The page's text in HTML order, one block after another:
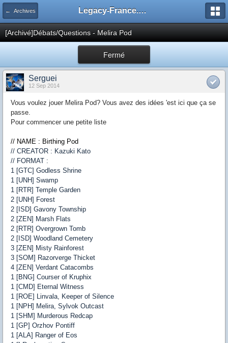
← Archives Legacy-France.org - Forum
[Archivé]Débats/Questions - Melira Pod
Fermé
Serguei
12 Sep 2014
Vous voulez jouer Melira Pod? Vous avez des idées 'est ici que ça se
passe.
Pour commencer une petite liste
// NAME : Birthing Pod
// CREATOR : Kazuki Kato
// FORMAT :
1 [GTC] Godless Shrine
1 [UNH] Swamp
1 [RTR] Temple Garden
2 [UNH] Forest
2 [ISD] Gavony Township
2 [ZEN] Marsh Flats
2 [RTR] Overgrown Tomb
2 [ISD] Woodland Cemetery
3 [ZEN] Misty Rainforest
3 [SOM] Razorverge Thicket
4 [ZEN] Verdant Catacombs
1 [BNG] Courser of Kruphix
1 [CMD] Eternal Witness
1 [ROE] Linvala, Keeper of Silence
1 [NPH] Melira, Sylvok Outcast
1 [SHM] Murderous Redcap
1 [GP] Orzhov Pontiff
1 [ALA] Ranger of Eos